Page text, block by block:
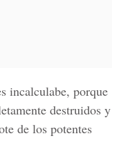
incalculabe, porque
destruidos y
de los potentes